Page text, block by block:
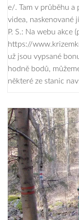
e/. Tam v průběhu a
videa, naskenované
P. S.: Na webu akce
https://
už jsou vypsané
hodně bodů,
některé ze stanic